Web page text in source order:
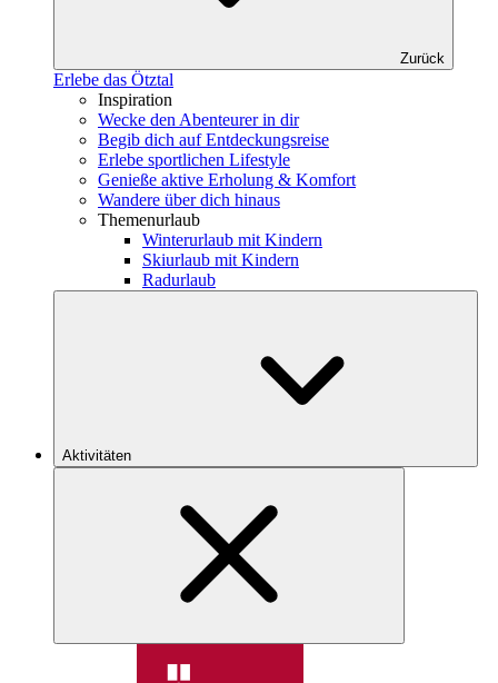
Zurück
Erlebe das Ötztal
Inspiration
Wecke den Abenteurer in dir
Begib dich auf Entdeckungsreise
Erlebe sportlichen Lifestyle
Genieße aktive Erholung & Komfort
Wandere über dich hinaus
Themenurlaub
Winterurlaub mit Kindern
Skiurlaub mit Kindern
Radurlaub
Aktivitäten